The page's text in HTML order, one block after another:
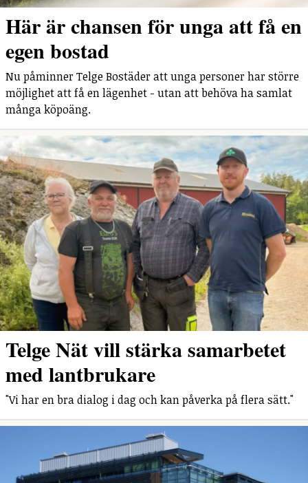
Här är chansen för unga att få en
egen bostad
Nu påminner Telge Bostäder att unga personer har större
möjlighet att få en lägenhet - utan att behöva ha samlat
många köpoäng.
Telge Nät vill stärka samarbetet
med lantbrukare
"Vi har en bra dialog i dag och kan påverka på flera sätt."